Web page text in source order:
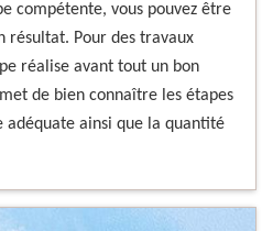
compétente, vous pouvez être
résultat. Pour des travaux
réalise avant tout un bon
de bien connaître les étapes
ainsi que la quantité